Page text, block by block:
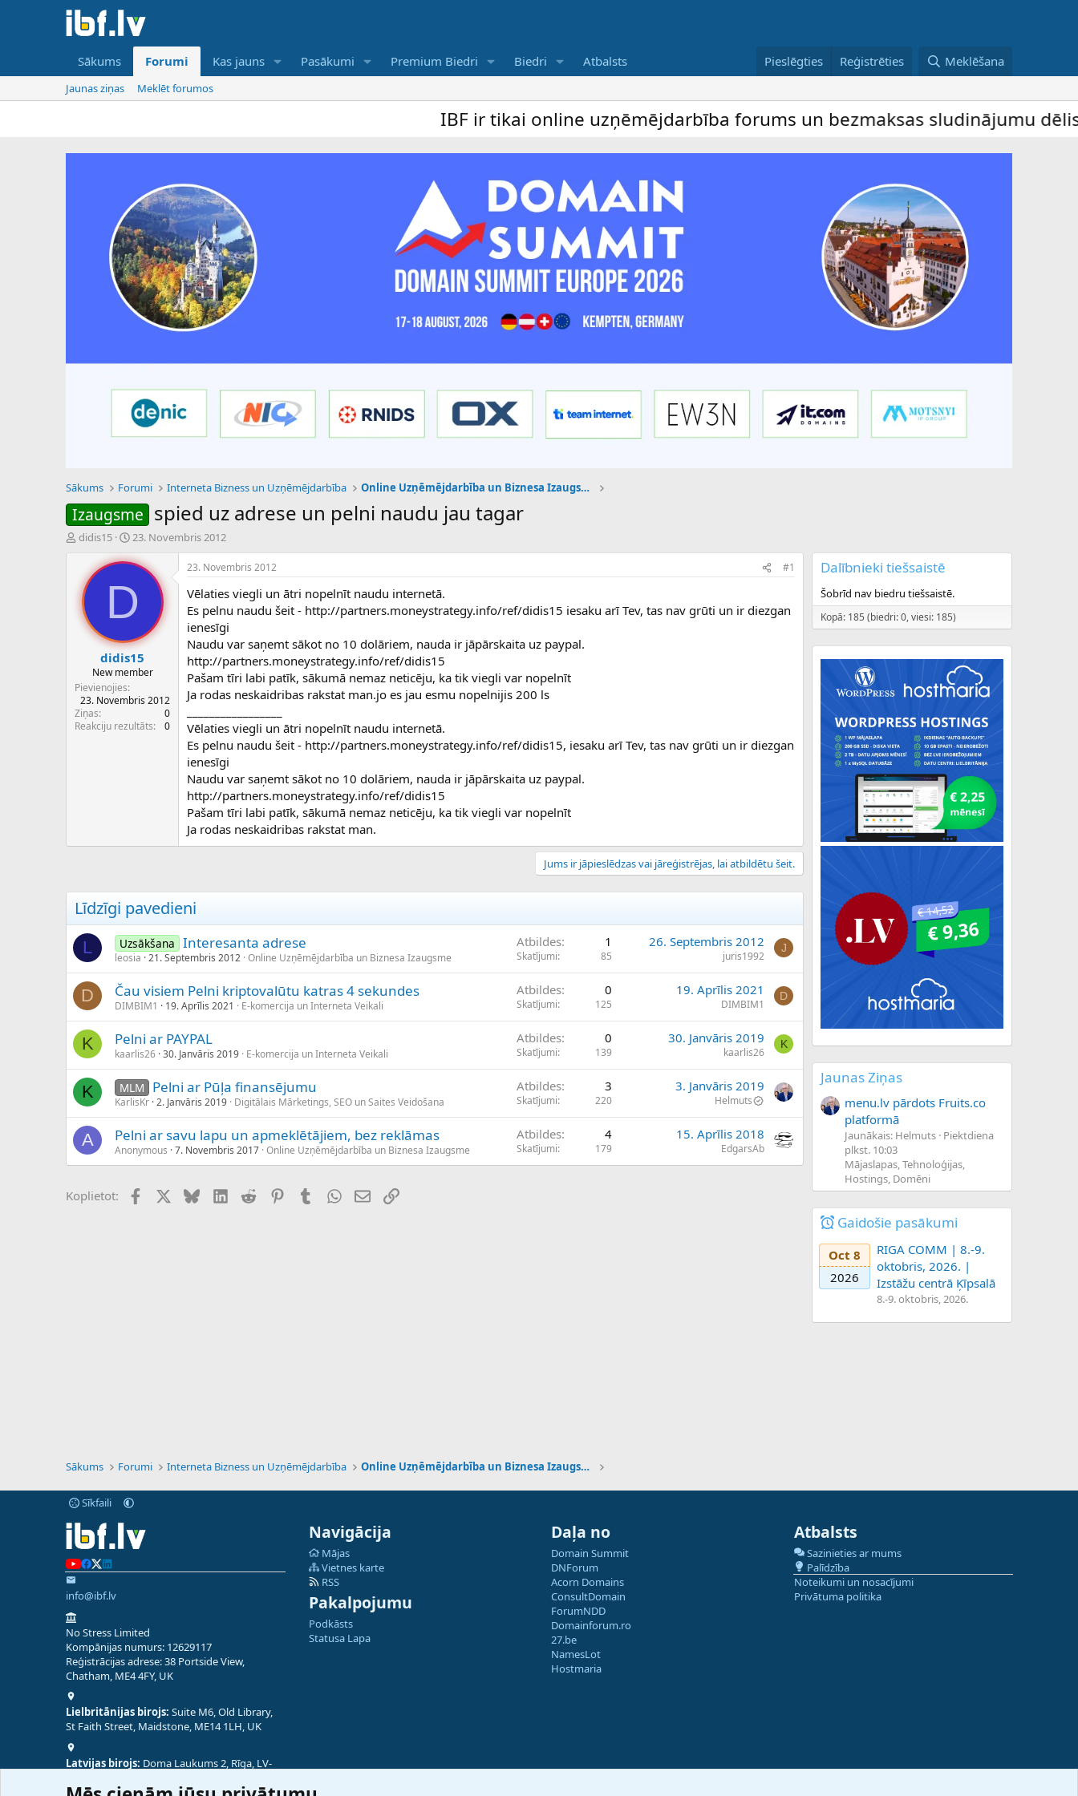
Sākums Forumi Kas jauns Pasākumi Premium Biedri Biedri Atbalsts Pieslēgties Reģistrēties Meklēšana
Jaunas ziņas Meklēt forumos
IBF ir tikai online uzņēmējdarbība forums un bezmaksas sludinājumu dēlis –
Sākums Forumi Interneta Bizness un Uzņēmējdarbība Online Uzņēmējdarbība un Biznesa Izaugsme
Izaugsme spied uz adrese un pelni naudu jau tagar
P
e
d
e
z
s
ā
c
didis15
S
k
m
a
a
t
u
m
s
23. Novembris 2012
D
didis15
New member
Pievienojies
23. Novembris 2012
Ziņas
0
Reakciju rezultāts
0
23. Novembris 2012 #1
Vēlaties viegli un ātri nopelnīt naudu internetā.
Es pelnu naudu šeit - http://partners.moneystrategy.info/ref/didis15 iesaku arī Tev, tas nav grūti un ir diezgan
ienesīgi
Naudu var saņemt sākot no 10 dolāriem, nauda ir jāpārskaita uz paypal.
http://partners.moneystrategy.info/ref/didis15
Pašam tīri labi patīk, sākumā nemaz neticēju, ka tik viegli var nopelnīt
Ja rodas neskaidribas rakstat man.jo es jau esmu nopelnijis 200 ls
Vēlaties viegli un ātri nopelnīt naudu internetā.
Es pelnu naudu šeit - http://partners.moneystrategy.info/ref/didis15, iesaku arī Tev, tas nav grūti un ir diezgan
ienesīgi
Naudu var saņemt sākot no 10 dolāriem, nauda ir jāpārskaita uz paypal.
http://partners.moneystrategy.info/ref/didis15
Pašam tīri labi patīk, sākumā nemaz neticēju, ka tik viegli var nopelnīt
Ja rodas neskaidribas rakstat man.
Jums ir jāpieslēdzas vai jāreģistrējas, lai atbildētu šeit.
Līdzīgi pavedieni
L Uzsākšana Interesanta adrese
leosia 21. Septembris 2012 Online Uzņēmējdarbība un Biznesa Izaugsme
Atbildes 1
Skatījumi 85
26. Septembris 2012
juris1992
J
D Čau visiem Pelni kriptovalūtu katras 4 sekundes
DIMBIM1 19. Aprīlis 2021 E-komercija un Interneta Veikali
Atbildes 0
Skatījumi 125
19. Aprīlis 2021
DIMBIM1
D
K Pelni ar PAYPAL
kaarlis26 30. Janvāris 2019 E-komercija un Interneta Veikali
Atbildes 0
Skatījumi 139
30. Janvāris 2019
kaarlis26
K
K MLM Pelni ar Pūļa finansējumu
KarlisKr 2. Janvāris 2019 Digitālais Mārketings, SEO un Saites Veidošana
Atbildes 3
Skatījumi 220
3. Janvāris 2019
Helmuts
A Pelni ar savu lapu un apmeklētājiem, bez reklāmas
Anonymous 7. Novembris 2017 Online Uzņēmējdarbība un Biznesa Izaugsme
Atbildes 4
Skatījumi 179
15. Aprīlis 2018
EdgarsAb
Koplietot: FacebookX (Twitter)
BlueskyLinkedIn
Reddit PinterestTumblrWhatsApp
E-pastsSaiti
Dalībnieki tiešsaistē
Šobrīd nav biedru tiešsaistē.
Kopā: 185 (biedri: 0, viesi: 185)
Jaunas Ziņas
menu.lv pārdots Fruits.co
platformā
Jaunākais: Helmuts Piektdiena
plkst. 10:03
Mājaslapas, Tehnoloģijas,
Hostings, Domēni
Gaidošie pasākumi
Oct 8
2026
RIGA COMM | 8.-9.
oktobris, 2026. |
Izstāžu centrā Ķīpsalā
8.-9. oktobris, 2026.
Sākums Forumi Interneta Bizness un Uzņēmējdarbība Online Uzņēmējdarbība un Biznesa Izaugsme
Sīkfaili
info@ibf.lv
No Stress Limited
Kompānijas numurs: 12629117
Reģistrācijas adrese: 38 Portside View,
Chatham, ME4 4FY, UK
Lielbritānijas birojs: Suite M6, Old Library,
St Faith Street, Maidstone, ME14 1LH, UK
Latvijas birojs: Doma Laukums 2, Rīga, LV-
Navigācija
Mājas
Vietnes karte
RSS
Pakalpojumu
Podkāsts
Statusa Lapa
Daļa no
Domain Summit
DNForum
Acorn Domains
ConsultDomain
ForumNDD
Domainforum.ro
27.be
NamesLot
Hostmaria
Atbalsts
Sazinieties ar mums
Palīdzība
Noteikumi un nosacījumi
Privātuma politika